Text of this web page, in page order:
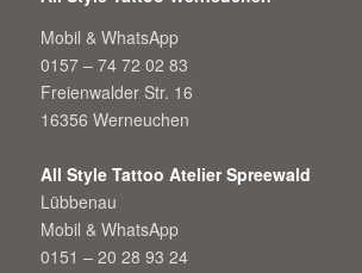
Mobil & WhatsApp
0157 – 74 72 02 83
Freienwalder Str. 16
16356 Werneuchen
All Style Tattoo Atelier Spreewald
Lübbenau
Mobil & WhatsApp
0151 – 20 28 93 24